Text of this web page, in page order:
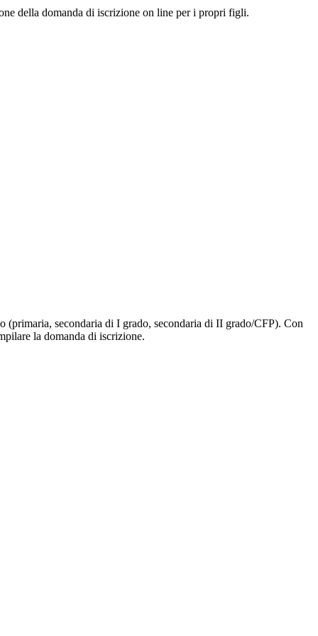
della domanda di iscrizione on line per i propri figli.
secondaria di I grado, secondaria di II grado/CFP). Con
la domanda di iscrizione.